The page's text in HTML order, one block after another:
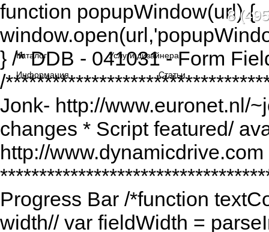
function popupWindow(url) {
} /* DDB - 041031 - Form
/
Jonk- http://www.euronet.nl/
changes * Script featured/
http://
Progress Bar /*function
width// var fieldWidth =
8
Каталог
Услуги дизайнера
Информация
Статьи